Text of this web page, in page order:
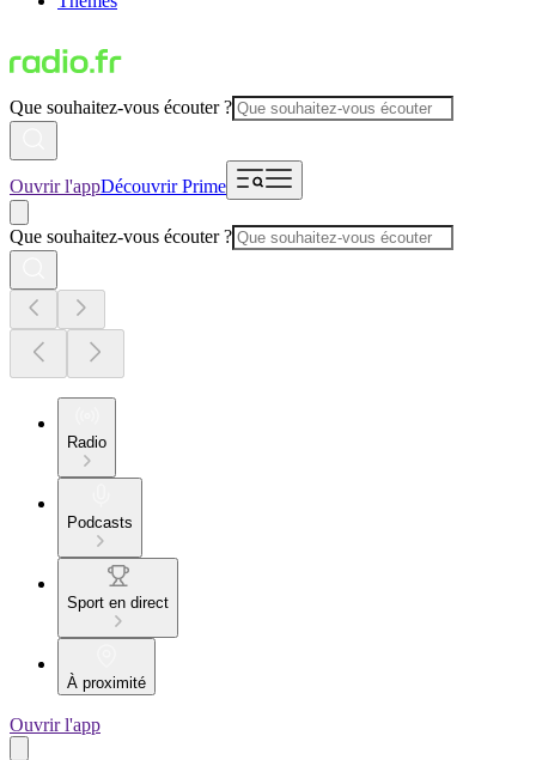
Que souhaitez-vous écouter ?
Ouvrir l'appDécouvrir Prime
Que souhaitez-vous écouter ?
Radio
Podcasts
Sport en direct
À proximité
Ouvrir l'app